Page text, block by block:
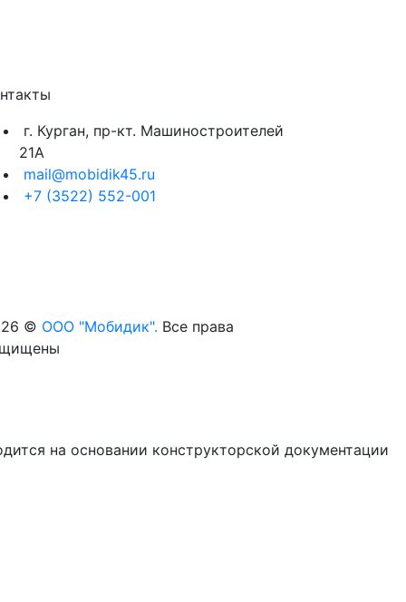
г. Курган, пр-кт. Машиностроителей
21А
mail@mobidik45.ru
+7 (3522) 552-001
© ООО "Мобидик". Все права
на основании конструкторской документации